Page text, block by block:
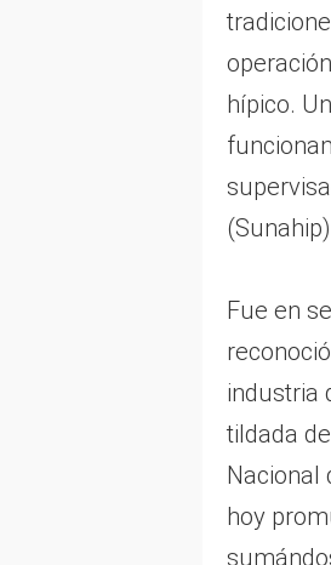
hípico.
Fue en
industria
tildada
Nacional
hoy